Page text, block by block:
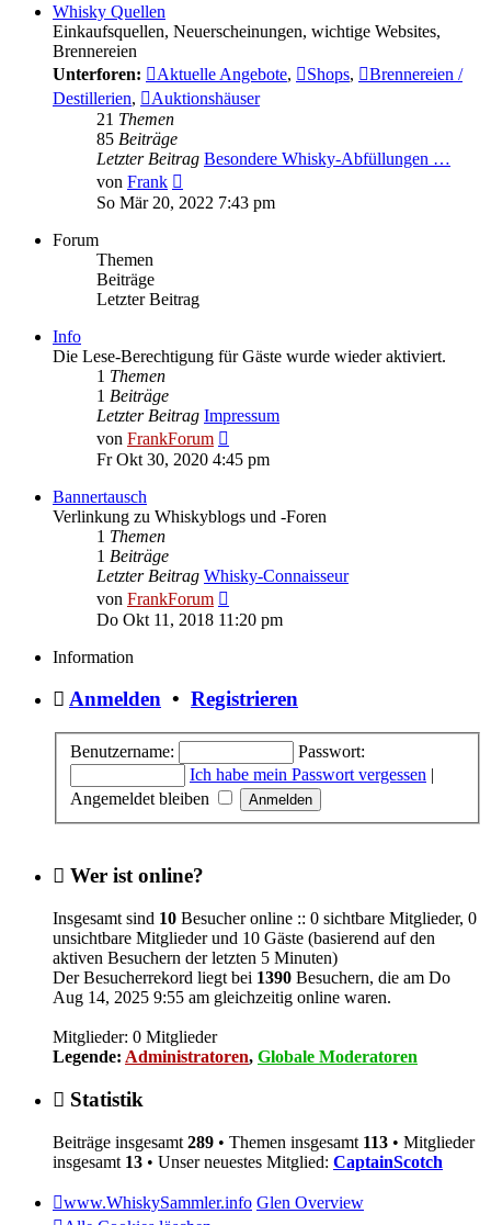
Whisky Quellen
Einkaufsquellen, Neuerscheinungen, wichtige Websites,
Brennereien
Unterforen:
Aktuelle Angebote, Shops,
Brennereien /
Destillerien,
Auktionshäuser
21 Themen
85 Beiträge
Letzter Beitrag Besondere Whisky-Abfüllungen …
von Frank
Beitrag
So Mär 20, 2022 7:43 pm
Forum
Themen
Beiträge
Letzter Beitrag
Info
Die Lese-Berechtigung für Gäste wurde wieder aktiviert.
1 Themen
1 Beiträge
Letzter Beitrag Impressum
von FrankForum
Beitrag
Fr Okt 30, 2020 4:45 pm
Bannertausch
Verlinkung zu Whiskyblogs und -Foren
1 Themen
1 Beiträge
Letzter Beitrag Whisky-Connaisseur
von FrankForum
Beitrag
Do Okt 11, 2018 11:20 pm
Information
Anmelden • Registrieren
Benutzername:
Passwort:
Ich habe mein Passwort vergessen |
Angemeldet bleiben
Wer ist online?
Insgesamt sind 10 Besucher online :: 0 sichtbare Mitglieder, 0
unsichtbare Mitglieder und 10 Gäste (basierend auf den
aktiven Besuchern der letzten 5 Minuten)
Der Besucherrekord liegt bei 1390 Besuchern, die am Do
Aug 14, 2025 9:55 am gleichzeitig online waren.
Mitglieder: 0 Mitglieder
Legende: Administratoren, Globale Moderatoren
Statistik
Beiträge insgesamt 289 • Themen insgesamt 113 • Mitglieder
insgesamt 13 • Unser neuestes Mitglied: CaptainScotch
www.WhiskySammler.info Glen Overview